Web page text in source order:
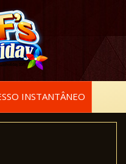
INSTANTÂNEO